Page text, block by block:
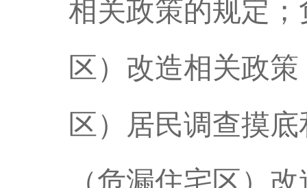
相关政策的规定
区）改造相关政
区）居民调查摸